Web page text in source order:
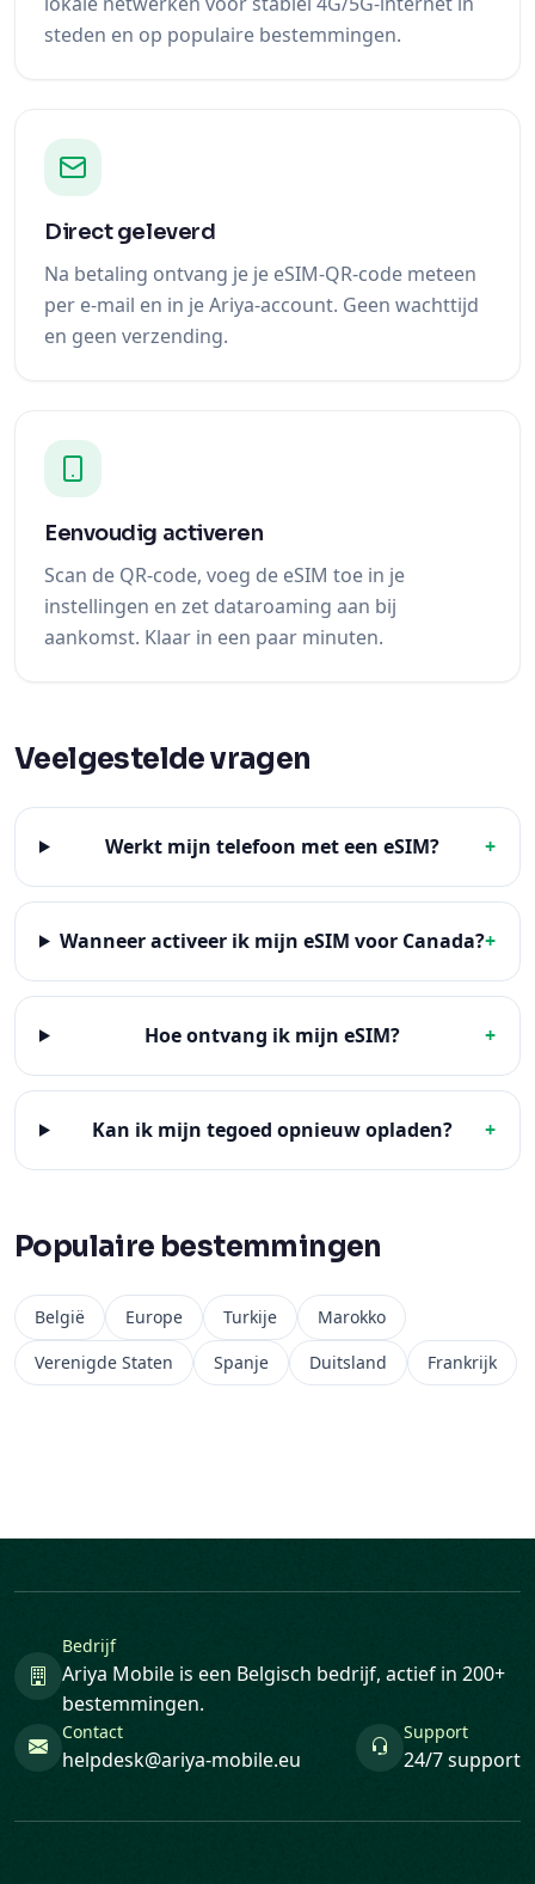
steden en op populaire bestemmingen.
Direct geleverd
Na betaling ontvang je je eSIM-QR-code meteen
per e-mail en in je Ariya-account. Geen wachttijd
en geen verzending.
Eenvoudig activeren
Scan de QR-code, voeg de eSIM toe in je
instellingen en zet dataroaming aan bij
aankomst. Klaar in een paar minuten.
Veelgestelde vragen
Werkt mijn telefoon met een eSIM? +
Wanneer activeer ik mijn eSIM voor Canada?+
Hoe ontvang ik mijn eSIM? +
Kan ik mijn tegoed opnieuw opladen? +
Populaire bestemmingen
België Europe Turkije
Marokko
Verenigde Staten
Spanje Duitsland Frankrijk
Bedrijf
Ariya Mobile is een Belgisch bedrijf, actief in 200+
bestemmingen.
Contact
helpdesk@ariya-mobile.eu
Support
24/7 support